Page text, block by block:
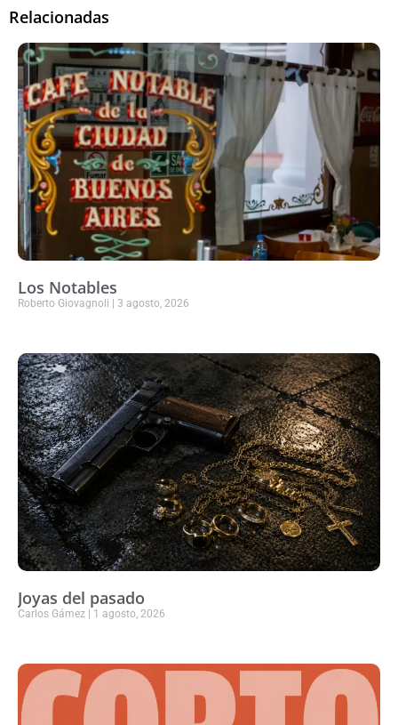
Relacionadas
Los Notables
Roberto Giovagnoli 3 agosto, 2026
Joyas del pasado
Carlos Gámez 1 agosto, 2026